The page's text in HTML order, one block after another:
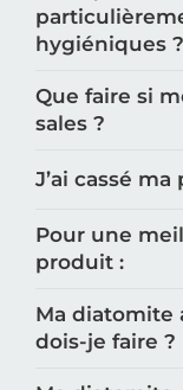
hygiéniques ?
Que faire si
sales ?
J’ai cassé
Pour une
produit :
Ma diatomite
dois-je faire ?